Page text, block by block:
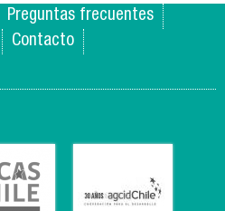
Preguntas frecuentes
Contacto